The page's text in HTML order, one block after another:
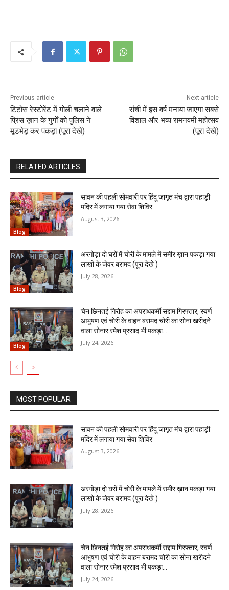
Previous article
टिटोस रेस्टोरेंट में गोली चलाने वाले
प्रिंस ख़ान के गुर्गों को पुलिस ने
मूडभेड़ कर पकड़ा (पूरा देखे)
Next article
रांची में इस वर्ष मनाया जाएगा सबसे
विशाल और भव्य रामनवमी महोत्सव
(पूरा देखे)
RELATED ARTICLES
Blog
सावन की पहली सोमवारी पर हिंदू जागृत मंच द्वारा पहाड़ी
मंदिर में लगाया गया सेवा शिविर
August 3, 2026
Blog
अरगोड़ा दो घरों में चोरी के मामले में समीर ख़ान पकड़ा गया
लाखो के जेवर बरामद (पूरा देखे )
July 28, 2026
Blog
चेन छिनतई गिरोह का अपराधकर्मी सद्दाम गिरफ्तार, स्वर्ण
आभुषण एवं चोरी के वाहन बरामद चोरी का सोना खरीदने
वाला सोनार रमेश प्रसाद भी पकड़ा...
July 24, 2026
MOST POPULAR
सावन की पहली सोमवारी पर हिंदू जागृत मंच द्वारा पहाड़ी
मंदिर में लगाया गया सेवा शिविर
August 3, 2026
अरगोड़ा दो घरों में चोरी के मामले में समीर ख़ान पकड़ा गया
लाखो के जेवर बरामद (पूरा देखे )
July 28, 2026
चेन छिनतई गिरोह का अपराधकर्मी सद्दाम गिरफ्तार, स्वर्ण
आभुषण एवं चोरी के वाहन बरामद चोरी का सोना खरीदने
वाला सोनार रमेश प्रसाद भी पकड़ा...
July 24, 2026